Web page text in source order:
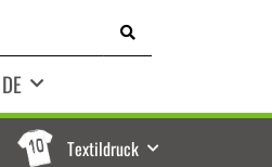
DE
Textildruck